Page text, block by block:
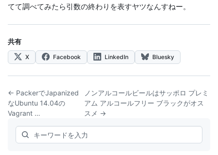
てて調べてみたら引数の終わりを表すヤツなんすねー。
共有
X Facebook LinkedIn Bluesky
← PackerでJapanized
なUbuntu 14.04の
Vagrant …
ノンアルコールビールはサッポロ プレミ
アム アルコールフリー ブラックがオス
スメ →
Search